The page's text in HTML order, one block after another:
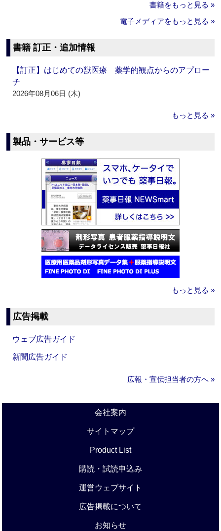
書籍をもっと見る »
電子メディアをもっと見る »
書籍 訂正・追加情報
【訂正】はじめての獣医療 薬学的観点からのアプロー
チ
2026年08月06日 (木)
もっと見る »
製品・サービス等
もっと見る »
広告掲載
ウェブ広告ガイド
新聞広告ガイド
広報・宣伝担当者の方へ »
会社案内
サイトマップ
Product List
購読・試読申込み
運営ウェブサイト
広告掲載について
お知らせ